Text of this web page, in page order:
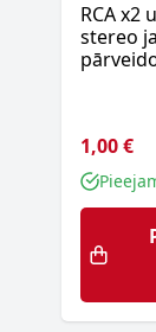
RCA x2
stereo
1,00 €